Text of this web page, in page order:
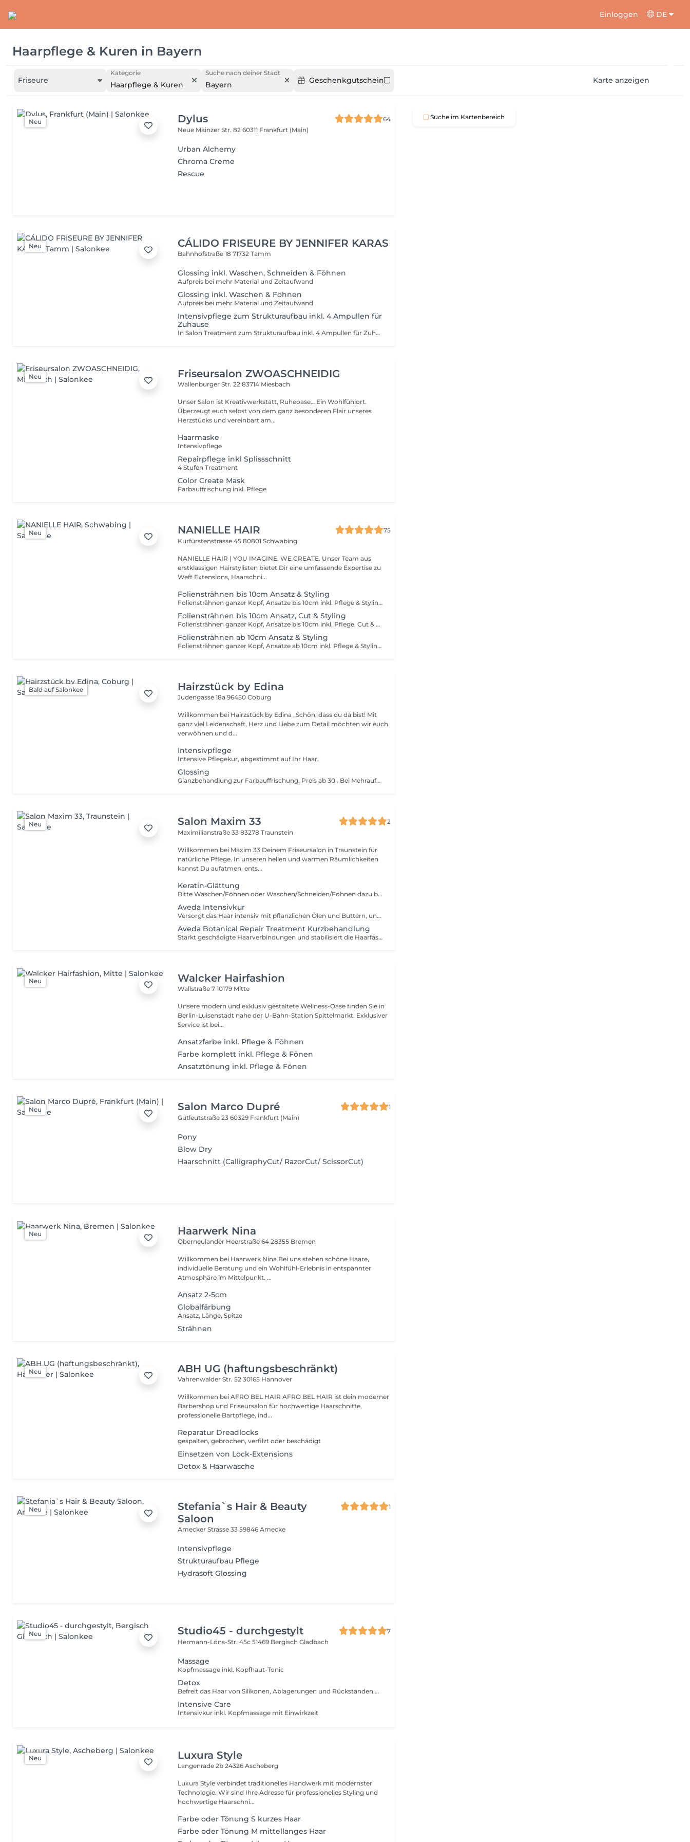
Einloggen DE
Haarpflege & Kuren in Bayern
Friseure
Kategorie
Haarpflege & Kuren
Suche nach deiner Stadt
Bayern Geschenkgutschein Karte anzeigen
Neu Dylus
64
Neue Mainzer Str. 8260311 Frankfurt (Main)
Urban Alchemy
Chroma Creme
Rescue
Neu CÁLIDO FRISEURE BY JENNIFER KARAS
Bahnhofstraße 1871732 Tamm
Glossing inkl. Waschen, Schneiden & Föhnen
Aufpreis bei mehr Material und Zeitaufwand
Glossing inkl. Waschen & Föhnen
Aufpreis bei mehr Material und Zeitaufwand
Intensivpflege zum Strukturaufbau inkl. 4 Ampullen für
Zuhause
In Salon Treatment zum Strukturaufbau inkl. 4 Ampullen für Zuhause
Neu Friseursalon ZWOASCHNEIDIG
Wallenburger Str. 2283714 Miesbach
Unser Salon ist Kreativwerkstatt, Ruheoase… Ein Wohlfühlort.
Überzeugt euch selbst von dem ganz besonderen Flair unseres
Herzstücks und vereinbart am...
Haarmaske
Intensivpflege
Repairpflege inkl Splissschnitt
4 Stufen Treatment
Color Create Mask
Farbauffrischung inkl. Pflege
Neu NANIELLE HAIR
75
Kurfürstenstrasse 4580801 Schwabing
NANIELLE HAIR | YOU IMAGINE. WE CREATE. Unser Team aus
erstklassigen Hairstylisten bietet Dir eine umfassende Expertise zu
Weft Extensions, Haarschni...
Foliensträhnen bis 10cm Ansatz & Styling
Foliensträhnen ganzer Kopf, Ansätze bis 10cm inkl. Pflege & Styling Glossing falls notwendig: 35–55 €
Foliensträhnen bis 10cm Ansatz, Cut & Styling
Foliensträhnen ganzer Kopf, Ansätze bis 10cm inkl. Pflege, Cut & Styling Glossing falls notwendig: 35–55 €
Foliensträhnen ab 10cm Ansatz & Styling
Foliensträhnen ganzer Kopf, Ansätze ab 10cm inkl. Pflege & Styling Glossing falls notwendig: 35–55 € Preis kann je nach Aufwand variieren
Bald auf Salonkee Hairzstück by Edina
Judengasse 18a96450 Coburg
Willkommen bei Hairzstück by Edina „Schön, dass du da bist! Mit
ganz viel Leidenschaft, Herz und Liebe zum Detail möchten wir euch
verwöhnen und d...
Intensivpflege
Intensive Pflegekur, abgestimmt auf Ihr Haar.
Glossing
Glanzbehandlung zur Farbauffrischung. Preis ab 30 . Bei Mehraufwand behalten wir uns vor, den Preis entsprechend anzupassen.
Neu Salon Maxim 33
2
Maximilianstraße 3383278 Traunstein
Willkommen bei Maxim 33 Deinem Friseursalon in Traunstein für
natürliche Pflege. In unseren hellen und warmen Räumlichkeiten
kannst Du aufatmen, ents...
Keratin-Glättung
Bitte Waschen/Föhnen oder Waschen/Schneiden/Föhnen dazu buchen.
Aveda Intensivkur
Versorgt das Haar intensiv mit pflanzlichen Ölen und Buttern, und verbessert so Geschmeidigkeit und Glanz.
Aveda Botanical Repair Treatment Kurzbehandlung
Stärkt geschädigte Haarverbindungen und stabilisiert die Haarfaser von innen. Ideal nach Coloration.
Neu Walcker Hairfashion
Wallstraße 710179 Mitte
Unsere modern und exklusiv gestaltete Wellness-Oase finden Sie in
Berlin-Luisenstadt nahe der U-Bahn-Station Spittelmarkt. Exklusiver
Service ist bei...
Ansatzfarbe inkl. Pflege & Föhnen
Farbe komplett inkl. Pflege & Fönen
Ansatztönung inkl. Pflege & Fönen
Neu Salon Marco Dupré
1
Gutleutstraße 2360329 Frankfurt (Main)
Pony
Blow Dry
Haarschnitt (CalligraphyCut/ RazorCut/ ScissorCut)
Neu Haarwerk Nina
Oberneulander Heerstraße 6428355 Bremen
Willkommen bei Haarwerk Nina Bei uns stehen schöne Haare,
individuelle Beratung und ein Wohlfühl-Erlebnis in entspannter
Atmosphäre im Mittelpunkt. ...
Ansatz 2-5cm
Globalfärbung
Ansatz, Länge, Spitze
Strähnen
Neu ABH UG (haftungsbeschränkt)
Vahrenwalder Str. 5230165 Hannover
Willkommen bei AFRO BEL HAIR AFRO BEL HAIR ist dein moderner
Barbershop und Friseursalon für hochwertige Haarschnitte,
professionelle Bartpflege, ind...
Reparatur Dreadlocks
gespalten, gebrochen, verfilzt oder beschädigt
Einsetzen von Lock-Extensions
Detox & Haarwäsche
Neu
Stefania`s Hair & Beauty
Saloon
1
Amecker Strasse 3359846 Amecke
Intensivpflege
Strukturaufbau Pflege
Hydrasoft Glossing
Neu Studio45 - durchgestylt
7
Hermann-Löns-Str. 45c51469 Bergisch Gladbach
Massage
Kopfmassage inkl. Kopfhaut-Tonic
Detox
Befreit das Haar von Silikonen, Ablagerungen und Rückständen durch Stylingprodukte und Farbüberlagerungen
Intensive Care
Intensivkur inkl. Kopfmassage mit Einwirkzeit
Neu Luxura Style
Langenrade 2b24326 Ascheberg
Luxura Style verbindet traditionelles Handwerk mit modernster
Technologie. Wir sind Ihre Adresse für professionelles Styling und
hochwertige Haarschni...
Farbe oder Tönung S kurzes Haar
Farbe oder Tönung M mittellanges Haar
Suche im Kartenbereich